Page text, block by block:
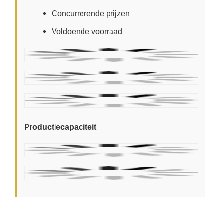
Concurrerende prijzen
Voldoende voorraad
Productiecapaciteit